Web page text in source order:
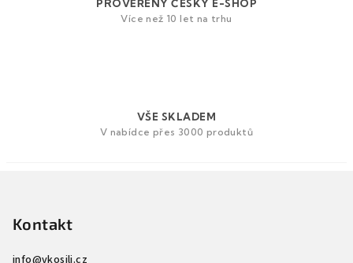
y
v
u
PROVĚŘENÝ ČESKÝ E-SHOP
Více než 10 let na trhu
VŠE SKLADEM
V nabídce přes 3000 produktů
Kontakt